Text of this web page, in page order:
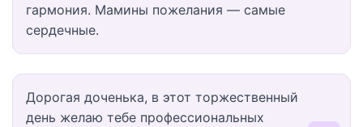
гармония. Мамины пожелания — самые
сердечные.
Дорогая доченька, в этот торжественный
день желаю тебе профессиональных